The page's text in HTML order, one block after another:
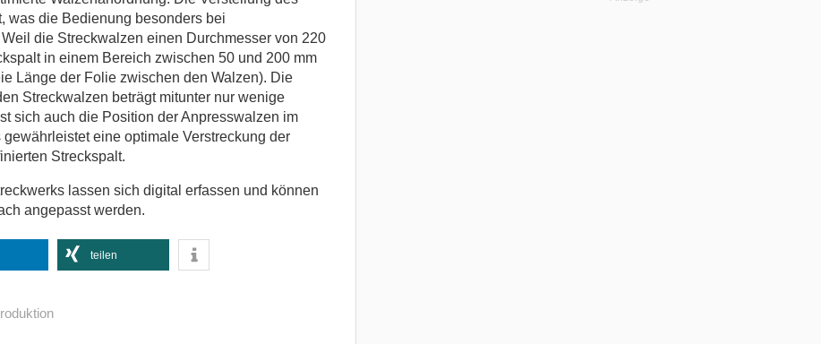
was die Bedienung besonders bei
die Streckwalzen einen Durchmesser von 220
in einem Bereich zwischen 50 und 200 mm
Länge der Folie zwischen den Walzen). Die
Streckwalzen beträgt mitunter nur wenige
sich auch die Position der Anpresswalzen im
eine optimale Verstreckung der
Streckspalt.
lassen sich digital erfassen und können
angepasst werden.
teilen